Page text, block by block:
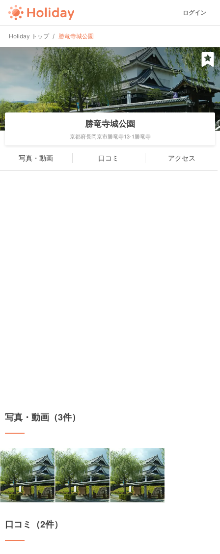
ログイン
Holiday トップ 勝竜寺城公園
勝竜寺城公園
京都府長岡京市勝竜寺13-1勝竜寺
写真・動画 口コミ アクセス
写真・動画（3件）
口コミ（2件）